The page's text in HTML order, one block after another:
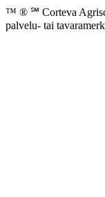
™ ® ℠ Corteva
palvelu- tai